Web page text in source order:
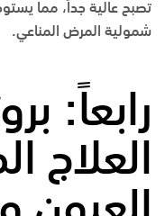
تصبح عالية جداً، مما
شمولية المرض المناعي.
رابعاً:
العلاج